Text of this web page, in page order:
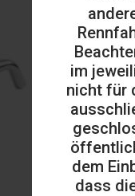
im
nicht für
dem
dass